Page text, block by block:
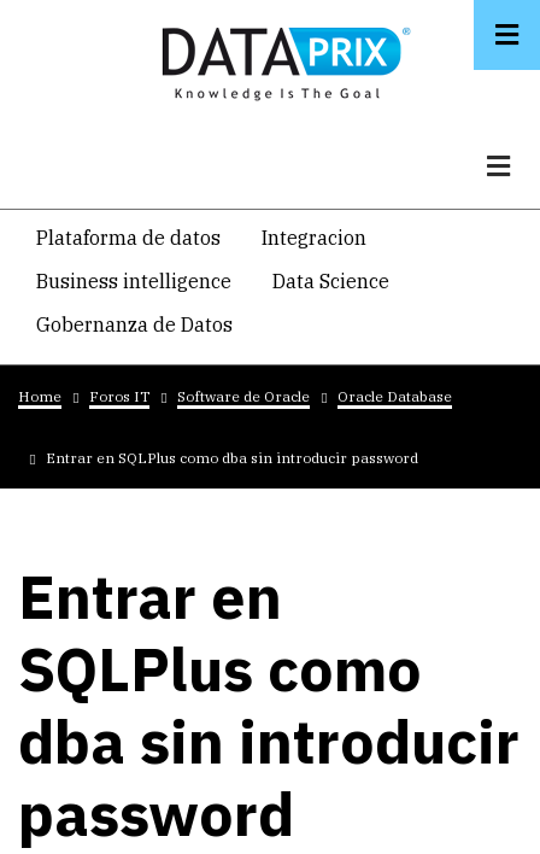
Navegacion
temática
principal
Plataforma de datos
Integracion
Business intelligence
Data Science
Gobernanza de Datos
Breadcrumb
Home Foros IT Software de Oracle Oracle Database
Entrar en SQLPlus como dba sin introducir password
Entrar en
SQLPlus como
dba sin introducir
password